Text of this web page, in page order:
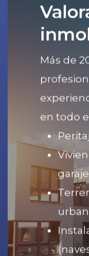
Más de
en todo